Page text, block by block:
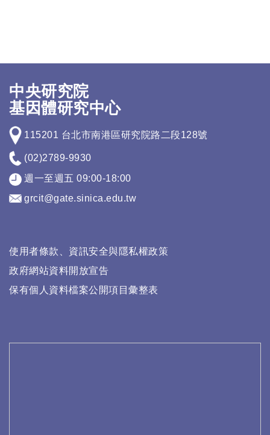
中央研究院
基因體研究中心
115201 台北市南港區研究院路二段128號
(02)2789-9930
週一至週五 09:00-18:00
grcit@gate.sinica.edu.tw
使用者條款、資訊安全與隱私權政策
政府網站資料開放宣告
保有個人資料檔案公開項目彙整表